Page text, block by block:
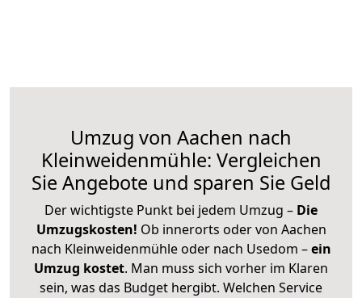
Umzug von Aachen nach
Kleinweidenmühle: Vergleichen
Sie Angebote und sparen Sie Geld
Der wichtigste Punkt bei jedem Umzug – Die
Umzugskosten! Ob innerorts oder von Aachen
nach Kleinweidenmühle oder nach Usedom –ein
Umzug kostet. Man muss sich vorher im Klaren
sein, was das Budget hergibt. Welchen Service